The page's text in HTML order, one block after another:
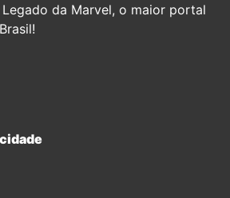
da Marvel, o maior portal